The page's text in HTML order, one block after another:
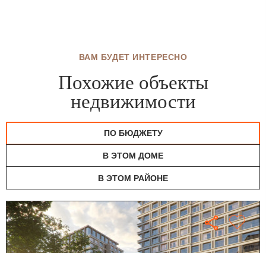
ВАМ БУДЕТ ИНТЕРЕСНО
Похожие объекты
недвижимости
ПО БЮДЖЕТУ
В ЭТОМ ДОМЕ
В ЭТОМ РАЙОНЕ